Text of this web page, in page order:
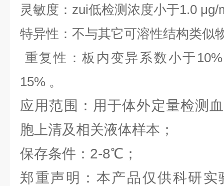
灵敏度：zui低检测浓度小于1.0 μg/
特异性：不与其它可溶性结构类似
重复性：板内变异系数小于
15% 。
应用范围：用于体外定量检测
胞上清及相关液体样本；
保存条件：2-8℃；
郑重声明：本产品仅供科研